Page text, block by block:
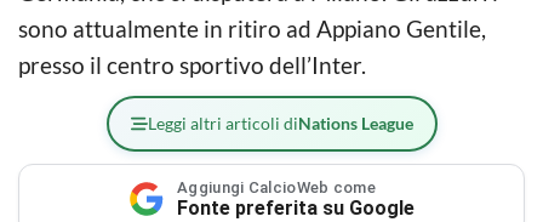
sono attualmente in ritiro ad Appiano Gentile,
presso il centro sportivo dell’Inter.
Leggi altri articoli diNations League
Aggiungi CalcioWeb come
Fonte preferita su Google